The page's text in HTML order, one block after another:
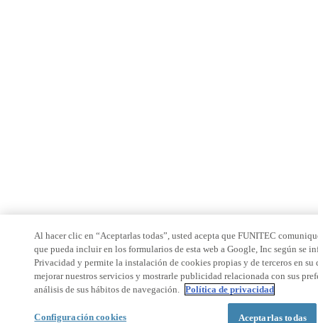
Al hacer clic en “Aceptarlas todas”, usted acepta que FUNITEC
que pueda incluir en los formularios de esta web a Google, Inc según se
Privacidad y permite la instalación de cookies propias y de terceros en
mejorar nuestros servicios y mostrarle publicidad relacionada con sus
análisis de sus hábitos de navegación. Política de privacidad
Configuración cookies Aceptarlas todas